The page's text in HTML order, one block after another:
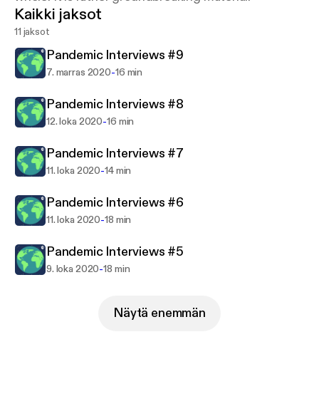
Kaikki jaksot
11 jaksot
Pandemic Interviews #9
7. marras 2020-16 min
Pandemic Interviews #8
12. loka 2020-16 min
Pandemic Interviews #7
11. loka 2020-14 min
Pandemic Interviews #6
11. loka 2020-18 min
Pandemic Interviews #5
9. loka 2020-18 min
Näytä enemmän